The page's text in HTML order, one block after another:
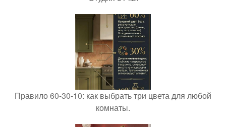
Правило 60-30-10: как выбрать три цвета для любой
комнаты.